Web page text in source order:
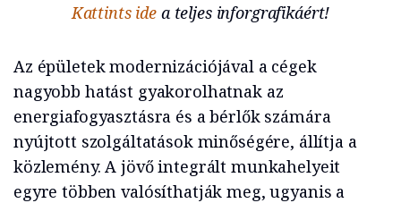
Kattints ide a teljes inforgrafikáért!
Az épületek modernizációjával a cégek
nagyobb hatást gyakorolhatnak az
energiafogyasztásra és a bérlők számára
nyújtott szolgáltatások minőségére, állítja a
közlemény. A jövő integrált munkahelyeit
egyre többen valósíthatják meg, ugyanis a